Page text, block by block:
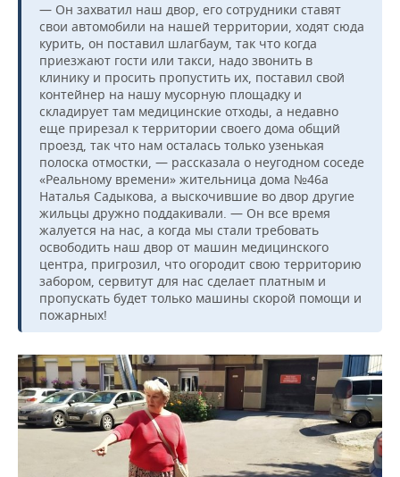
— Он захватил наш двор, его сотрудники ставят
свои автомобили на нашей территории, ходят сюда
курить, он поставил шлагбаум, так что когда
приезжают гости или такси, надо звонить в
клинику и просить пропустить их, поставил свой
контейнер на нашу мусорную площадку и
складирует там медицинские отходы, а недавно
еще прирезал к территории своего дома общий
проезд, так что нам осталась только узенькая
полоска отмостки, — рассказала о неугодном соседе
«Реальному времени» жительница дома №46а
Наталья Садыкова, а выскочившие во двор другие
жильцы дружно поддакивали. — Он все время
жалуется на нас, а когда мы стали требовать
освободить наш двор от машин медицинского
центра, пригрозил, что огородит свою территорию
забором, сервитут для нас сделает платным и
пропускать будет только машины скорой помощи и
пожарных!